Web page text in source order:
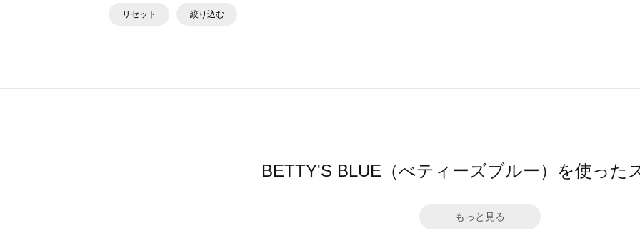
リセット 絞り込む
BETTY'S BLUE（べティーズブルー）を使った
もっと見る